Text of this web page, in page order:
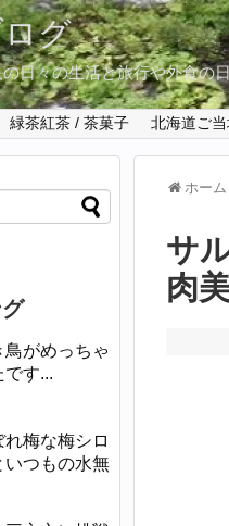
グ
日々の生活と旅行や外食の
緑茶紅茶 / 茶菓子 北海道ご
ホーム
サ
肉
鳥がめっちゃ
です...
梅な梅シロ
いつもの水無